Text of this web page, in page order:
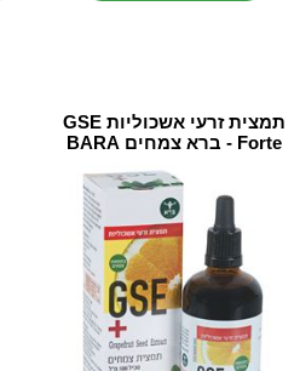
תמצית זרעי אשכוליות GSE
Forte - ברא צמחים BARA